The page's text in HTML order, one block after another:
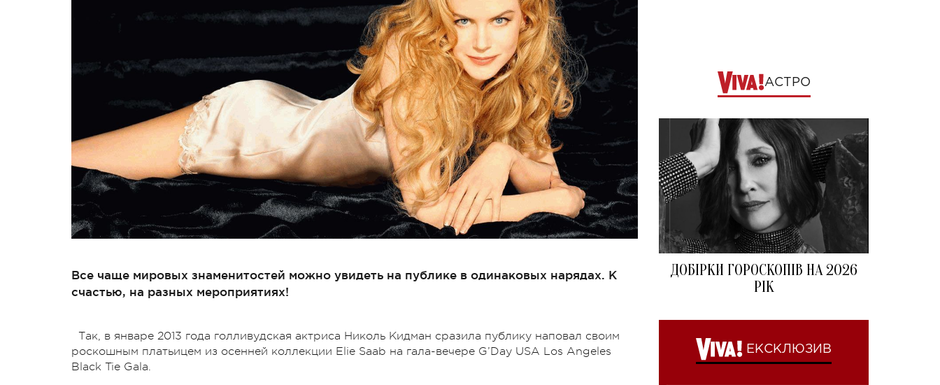
Все чаще мировых знаменитостей можно увидеть на публике в одинаковых нарядах. К
счастью, на разных мероприятиях!
Так, в январе 2013 года голливудская актриса Николь Кидман сразила публику наповал своим
роскошным платьицем из осенней коллекции Elie Saab на гала-вечере G’Day USA Los Angeles
Black Tie Gala.
АСТРО
ДОБІРКИ ГОРОСКОПІВ НА 2026
РІК
ЕКСКЛЮЗИВ